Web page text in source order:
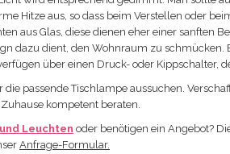
Hitze aus, so dass beim Verstellen oder
aus Glas, diese dienen eher einer
dazu dient, den Wohnraum zu
über einen Druck- oder Kippschalter,
passende Tischlampe aussuchen.
kompetent beraten.
Leuchten oder benötigen ein Angebot?
Anfrage-Formular.